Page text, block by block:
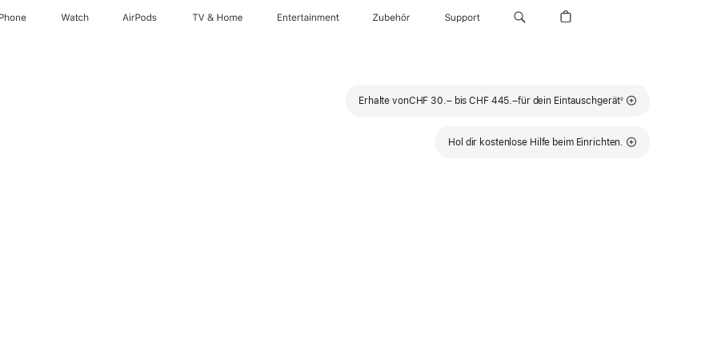
Watch AirPods TV & Home Entertainment Zubehör Support
Erhalte vonCHF 30.– bis CHF 445.–für dein Eintauschgerät
Fußnote
◊
Hol dir kostenlose Hilfe beim Einrichten.